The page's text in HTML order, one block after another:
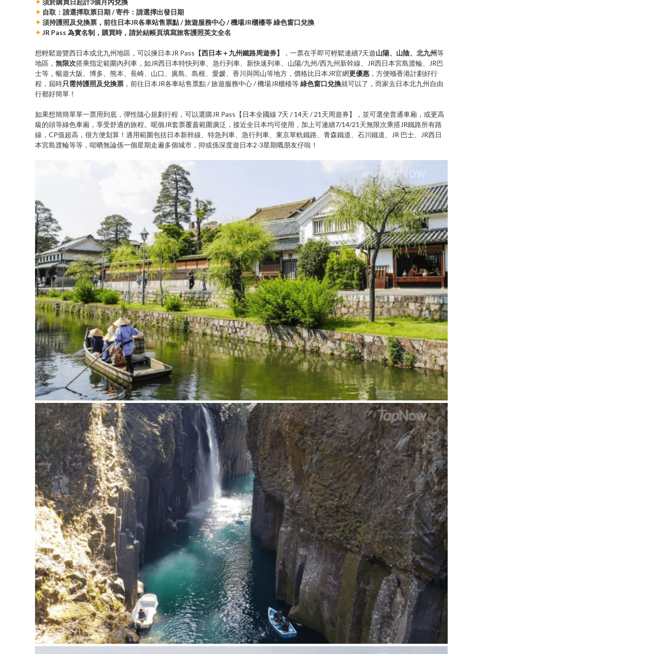
✦ 須於購買日起計3個月內兌換
✦ 自取：請選擇取票日期 / 寄件：請選擇出發日期
✦ 須持護照及兌換票，前往日本JR各車站售票點 / 旅遊服務中心 / 機場JR櫃檯等 綠色窗口兌換
✦ JR Pass 為實名制，購買時，請於結帳頁填寫旅客護照英文全名
想輕鬆遊覽西日本或北九州地區，可以揀日本JR Pass 【西日本＋九州鐵路周遊券】 ，一票在手即可輕鬆連續7天遊山陽、山陰、北九州等
地區， 無限次搭乘指定範圍內列車，如JR西日本特快列車、急行列車、新快速列車、山陽/九州/西九州新幹線、JR西日本宮島渡輪、JR巴
士等，暢遊大阪、博多、熊本、長崎、山口、廣島、島根、愛媛、香川與岡山等地方，價格比日本JR官網更優惠 ，方便喺香港計劃好行
程，屆時只需持護照及兌換票 ，前往日本JR各車站售票點 / 旅遊服務中心 / 機場JR櫃檯等綠色窗口兌換就可以了，而家去日本北九州自由
行都好簡單！
如果想簡簡單單一票用到底，彈性隨心規劃行程，可以選購JR Pass【日本全國線 7天 / 14天 / 21天周遊券】，並可選坐普通車廂，或更高
級的頭等綠色車廂，享受舒適的旅程。呢個JR套票覆蓋範圍廣泛，接近全日本均可使用，加上可連續7/14/21天無限次乘搭JR鐵路所有路
線，CP值超高，很方便划算！適用範圍包括日本新幹線、特急列車、急行列車、東京單軌鐵路、青森鐵道、石川鐵道、JR 巴士、JR西日
本宮島渡輪等等，啱晒無論係一個星期走遍多個城市，抑或係深度遊日本2-3星期嘅朋友仔啦！